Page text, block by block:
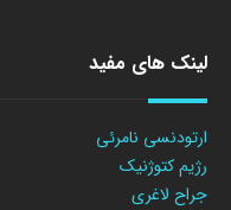
لینک های مفید
ارتودنسی نامرئی
رژیم کتوژنیک
جراح لاغری